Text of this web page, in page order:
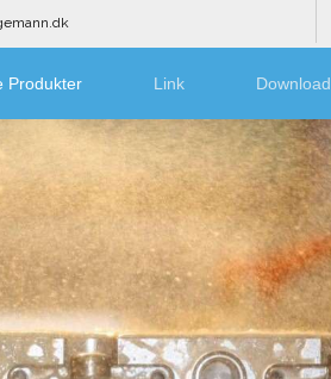
Produkter Link Download